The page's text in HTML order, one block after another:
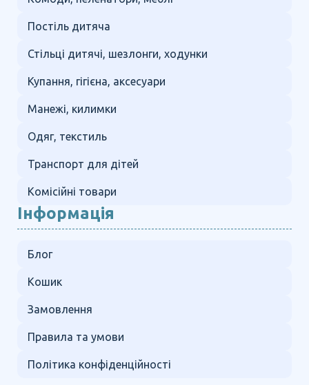
Постіль дитяча
Стільці дитячі, шезлонги, ходунки
Купання, гігієна, аксесуари
Манежі, килимки
Одяг, текстиль
Транспорт для дітей
Комісійні товари
Інформація
Блог
Кошик
Замовлення
Правила та умови
Політика конфіденційності